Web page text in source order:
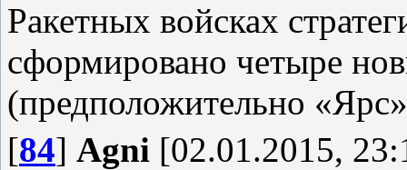
Ракетных войсках
сформировано четыре
(предположительно
[84] Agni [02.01.2015,